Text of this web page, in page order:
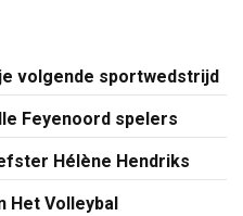
volgende sportwedstrijd
Feyenoord spelers
Hélène Hendriks
Het Volleybal